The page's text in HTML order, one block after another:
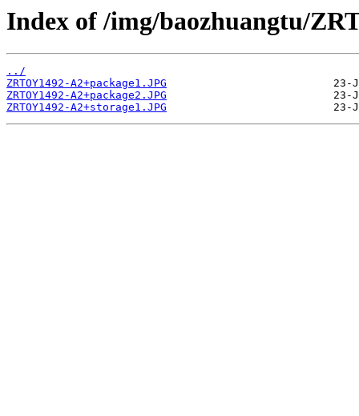
Index of /img/baozhuangtu/
../
ZRTOY1492-A2+package1.JPG
ZRTOY1492-A2+package2.JPG
ZRTOY1492-A2+storage1.JPG